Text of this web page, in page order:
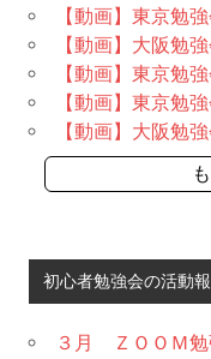
【動画】東京勉
【動画】大阪勉
【動画】東京勉
【動画】東京勉
【動画】大阪勉
初心者勉強会の活動
３月 ＺＯＯＭ勉